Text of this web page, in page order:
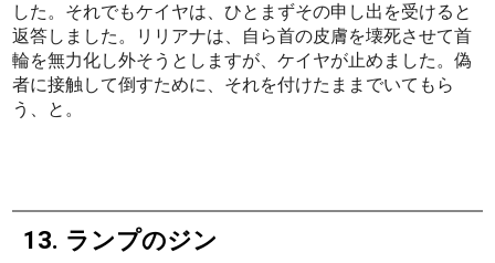
した。それでもケイヤは、ひとまずその申し出を受けると
返答しました。リリアナは、自ら首の皮膚を壊死させて首
輪を無力化し外そうとしますが、ケイヤが止めました。偽
者に接触して倒すために、それを付けたままでいてもら
う、と。
13. ランプのジン